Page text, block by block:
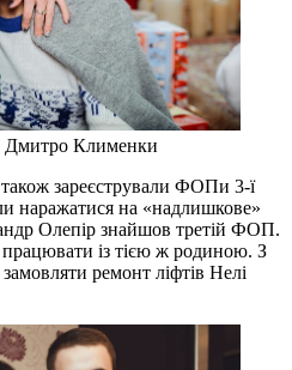
Клименки
зареєстрували ФОПи 3-ї
наражатися на «надлишкове»
Олепір знайшов третій ФОП.
із тією ж родиною. З
ремонт ліфтів Нелі